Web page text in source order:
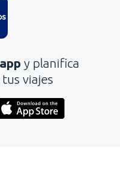
y planifica
viajes